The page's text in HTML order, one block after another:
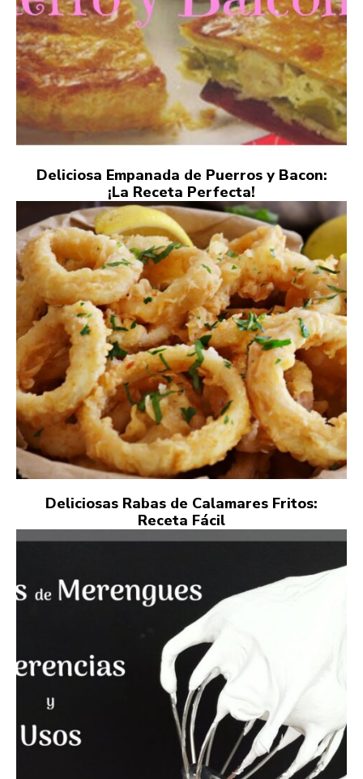
Deliciosa Empanada de Puerros y Bacon:
¡La Receta Perfecta!
Deliciosas Rabas de Calamares Fritos:
Receta Fácil